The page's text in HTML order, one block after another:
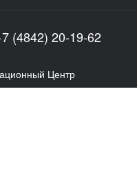
Центр
(4842) 20-19-62